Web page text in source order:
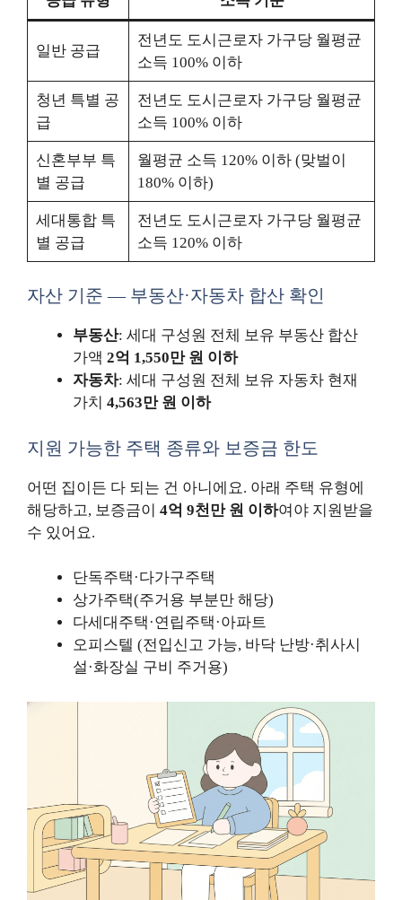
일반 공급
전년도 도시근로자 가구당 월평균
소득 100% 이하
청년 특별 공
급
전년도 도시근로자 가구당 월평균
소득 100% 이하
신혼부부 특
별 공급
월평균 소득 120% 이하 (맞벌이
180% 이하)
세대통합 특
별 공급
전년도 도시근로자 가구당 월평균
소득 120% 이하
자산 기준 — 부동산·자동차 합산 확인
부동산: 세대 구성원 전체 보유 부동산 합산
가액 2억 1,550만 원 이하
자동차: 세대 구성원 전체 보유 자동차 현재
가치 4,563만 원 이하
지원 가능한 주택 종류와 보증금 한도
어떤 집이든 다 되는 건 아니에요. 아래 주택 유형에
해당하고, 보증금이 4억 9천만 원 이하여야 지원받을
수 있어요.
단독주택·다가구주택
상가주택(주거용 부분만 해당)
다세대주택·연립주택·아파트
오피스텔 (전입신고 가능, 바닥 난방·취사시
설·화장실 구비 주거용)